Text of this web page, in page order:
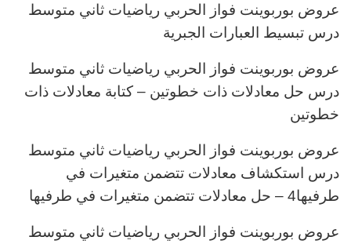
عروض بوربوينت فواز الحربي رياضيات ثاني متوسط
درس تبسيط العبارات الجبرية
عروض بوربوينت فواز الحربي رياضيات ثاني متوسط
درس حل معادلات ذات خطوتين – كتابة معادلات ذات
خطوتين
عروض بوربوينت فواز الحربي رياضيات ثاني متوسط
درس استكشاف معادلات تتضمن متغيرات في
طرفيها4 – حل معادلات تتضمن متغيرات في طرفيها
عروض بوربوينت فواز الحربي رياضيات ثاني متوسط